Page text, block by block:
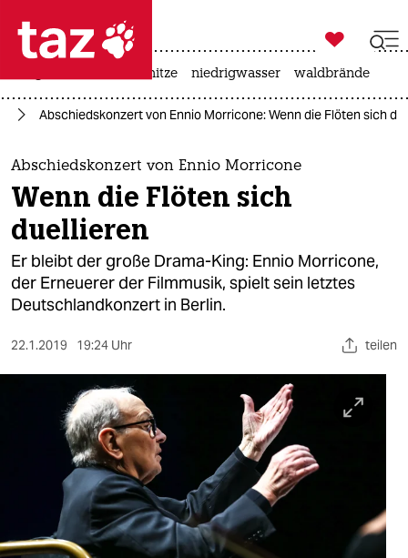
 taz zahl ich
taz zahl ich
themen
politik
öko
gesellschaft
sport
wahrheit
verlag

taz zahl ich
hitze niedrigwasser waldbrände
Abschiedskonzert von Ennio Morricone: Wenn die Flöten sich
Abschiedskonzert von Ennio Morricone
Wenn die Flöten sich
duellieren
Er bleibt der große Drama-King: Ennio Morricone,
der Erneuerer der Filmmusik, spielt sein letztes
Deutschlandkonzert in Berlin.
22.1.2019 19:24 Uhr teilen